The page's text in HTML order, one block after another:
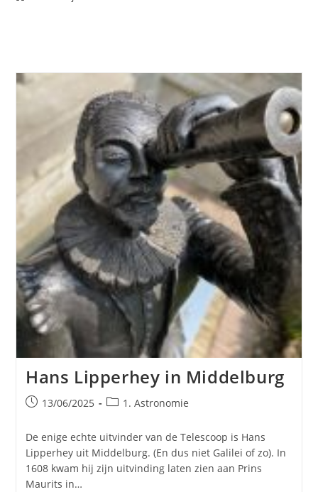
Hans Lipperhey in Middelburg
Bericht
op:
13/06/2025 Berichtcategorie:
1. Astronomie
De enige echte uitvinder van de Telescoop is Hans
Lipperhey uit Middelburg. (En dus niet Galilei of zo). In
1608 kwam hij zijn uitvinding laten zien aan Prins
Maurits in…